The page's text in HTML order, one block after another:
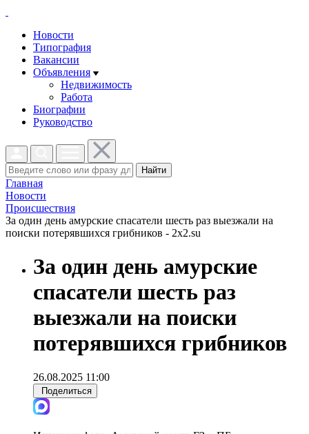
Новости
Типография
Вакансии
Объявления
Недвижимость
Работа
Биографии
Руководство
Найти
Главная
Новости
Проиcшествия
За один день амурские спасатели шесть раз выезжали на
поиски потерявшихся грибников - 2x2.su
За один день амурские
спасатели шесть раз
выезжали на поиски
потерявшихся грибников
26.08.2025 11:00
Поделиться